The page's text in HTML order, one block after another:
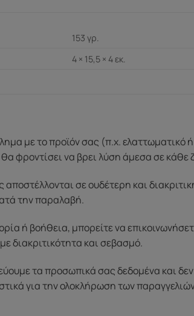
153 γρ.
4 × 15,5 × 4 εκ.
με το προϊόν σας (π.χ. ελαττωματικό
φροντίσει να βρει λύση άμεσα σε κάθε
αποστέλλονται σε ουδέτερη και
την παραλαβή.
ή βοήθεια, μπορείτε να
διακριτικότητα και σεβασμό.
τα προσωπικά σας δεδομένα και δεν
για την ολοκλήρωση των